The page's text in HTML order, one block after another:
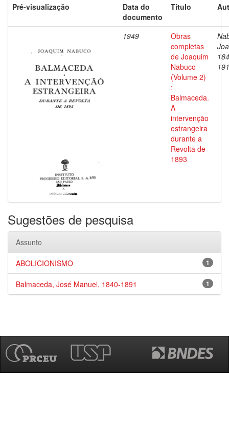
Pré-visualização
Data do
documento
Título
1949
Obras
completas
de Joaquim
Nabuco
(Volume 2)
:
Balmaceda.
A
intervenção
estrangeira
durante a
Revolta de
1893
Sugestões de pesquisa
Assunto
1
ABOLICIONISMO
1
Balmaceda, José Manuel, 1840-1891